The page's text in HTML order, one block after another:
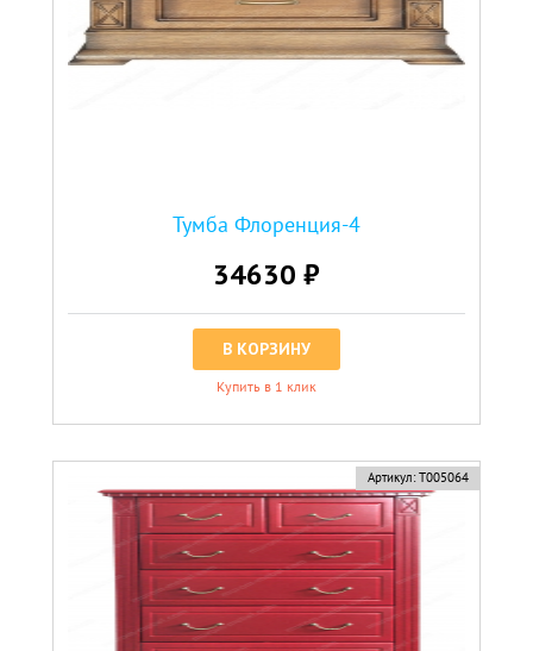
Тумба Флоренция-4
34630 ₽
В КОРЗИНУ
Купить в 1 клик
Артикул: Т005064